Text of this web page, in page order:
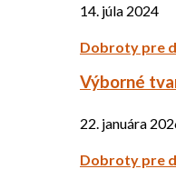
14. júla 2024
Dobroty pre
Výborné
22. januára
Dobroty pre